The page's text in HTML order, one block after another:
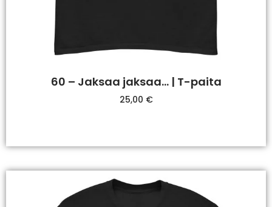
60 – Jaksaa jaksaa… | T-paita
25,00 €